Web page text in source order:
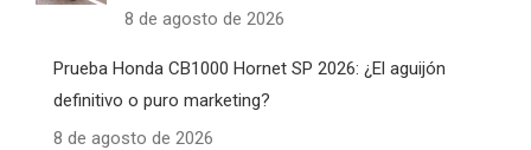
8 de agosto de 2026
Prueba Honda CB1000 Hornet SP 2026: ¿El aguijón
definitivo o puro marketing?
8 de agosto de 2026